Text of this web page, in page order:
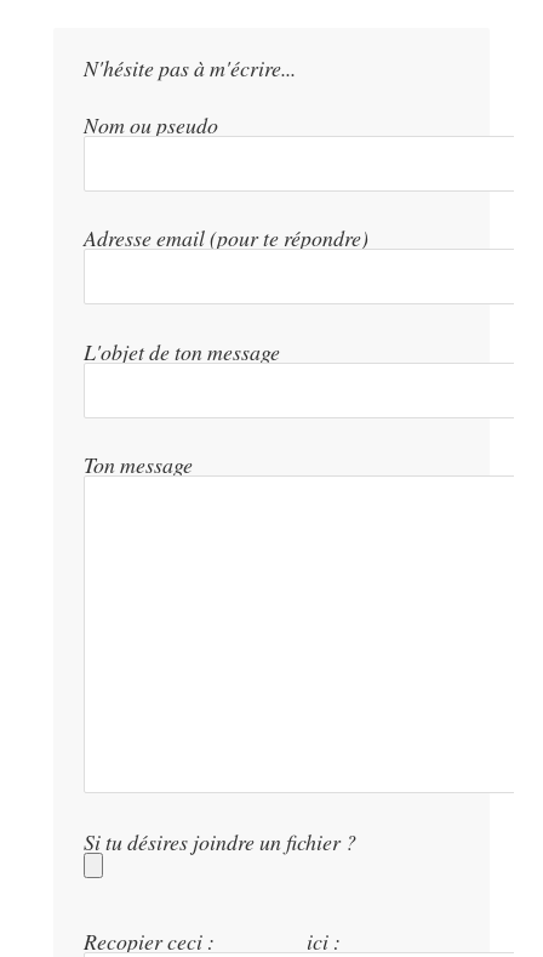
N'hésite pas à m'écrire...
Nom ou pseudo
Adresse email (pour te répondre)
L'objet de ton message
Ton message
Si tu désires joindre un fichier ?
Recopier ceci : ici :